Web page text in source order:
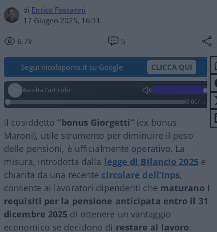
di Enrico Foscarini
17 Giugno 2025, 16:11
6.7k 5
Segui nicolaporro.it su Google CLICCA QUI
Ascolta l'articolo
0:00/--:--
Il cosiddetto“bonus Giorgetti” (ex bonus
Maroni), utile strumento per diminuire il peso
delle pensioni, è ufficialmente operativo. La
misura, introdotta dalla legge di Bilancio 2025e
chiarita da una recente circolare dell’Inps,
consente ai lavoratori dipendenti che maturano i
requisiti per la pensione anticipata entro il 31
dicembre 2025 di ottenere un vantaggio
economico se decidono di restare al lavoro.